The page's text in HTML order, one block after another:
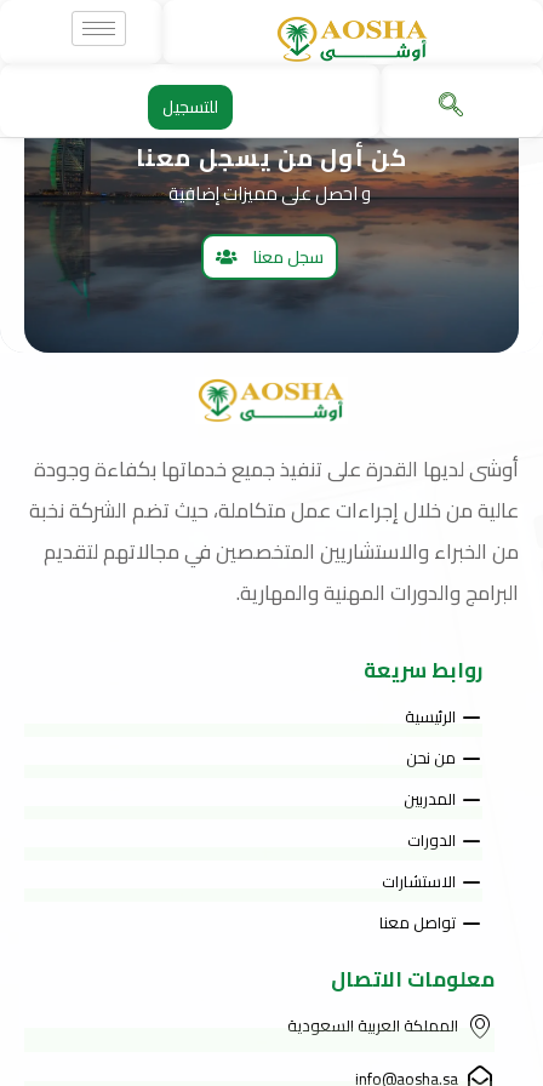
للتسجيل
كن أول من يسجل معنا
و احصل على مميزات إضافية
سجل معنا
أوشى لديها القدرة على تنفيذ جميع خدماتها بكفاءة وجودة
عالية من خلال إجراءات عمل متكاملة، حيث تضم الشركة نخبة
من الخبراء والاستشاريين المتخصصين في مجالاتهم لتقديم
البرامج والدورات المهنية والمهارية.
روابط سريعة
الرئيسية
من نحن
المدربين
الدورات
الاستشارات
تواصل معنا
معلومات الاتصال
المملكة العربية السعودية
info@aosha.sa